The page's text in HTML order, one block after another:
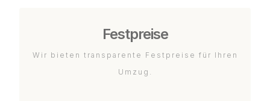
Festpreise
Wir bieten transparente Festpreise für Ihren
Umzug.